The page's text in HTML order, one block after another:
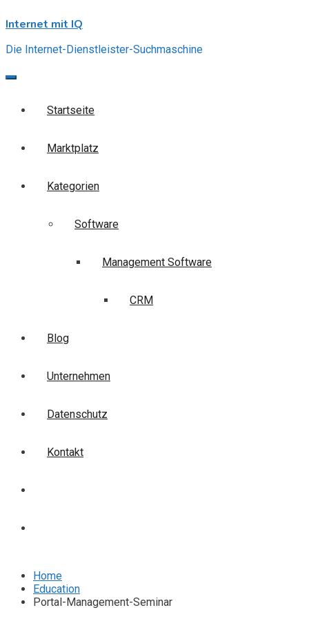
to
Internet mit IQ
Die Internet-Dienstleister-Suchmaschine
Startseite
Marktplatz
Kategorien
Software
Management Software
CRM
Blog
Unternehmen
Datenschutz
Kontakt
Home
Education
Portal-Management-Seminar